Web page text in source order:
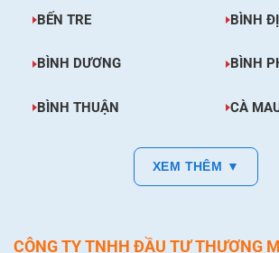
BẾN TRE BÌNH
BÌNH DƯƠNG BÌNH
BÌNH THUẬN CÀ
XEM THÊM ▼
CÔNG TY TNHH ĐẦU TƯ THƯƠNG